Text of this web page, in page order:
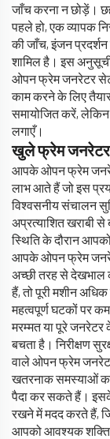
जाँच करना न छोड़ें।
पहले हो, एक व्यापक
की जाँच, इंजन
शामिल है। इस
ओपन फ्रेम जनरेटर सेट
काम करने के लिए
समायोजित करें,
लगाएँ।
खुले फ्रेम जनरेटर
आपके ओपन फ्रेम
लाभ आते हैं जो इस
विश्वसनीय संचालन
अप्रत्याशित खराबी
स्थिति के दौरान
आपके ओपन फ्रेम
अच्छी तरह से देखभाल
हैं, तो पूरी मशीन
महत्वपूर्ण घटकों पर
मरम्मत या पूरे
बचता है। निरीक्षण
वाले ओपन फ्रेम जनरेटर
खतरनाक समस्याओं का
पैदा कर सकते हैं। इसके
रखने में मदद करते हैं,
आपको आवश्यक